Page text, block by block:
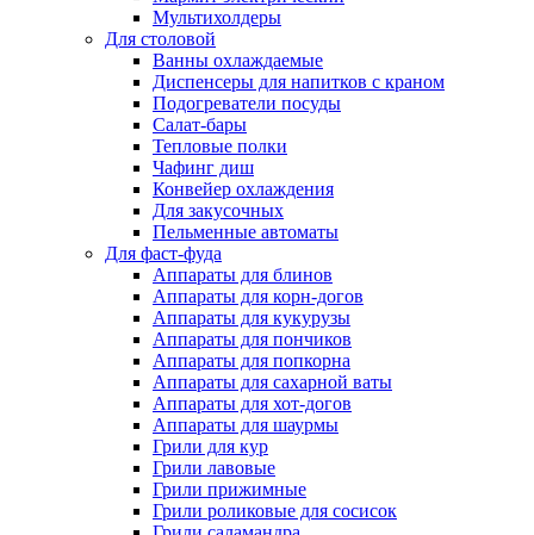
Мультихолдеры
Для столовой
Ванны охлаждаемые
Диспенсеры для напитков с краном
Подогреватели посуды
Салат-бары
Тепловые полки
Чафинг диш
Конвейер охлаждения
Для закусочных
Пельменные автоматы
Для фаст-фуда
Аппараты для блинов
Аппараты для корн-догов
Аппараты для кукурузы
Аппараты для пончиков
Аппараты для попкорна
Аппараты для сахарной ваты
Аппараты для хот-догов
Аппараты для шаурмы
Грили для кур
Грили лавовые
Грили прижимные
Грили роликовые для сосисок